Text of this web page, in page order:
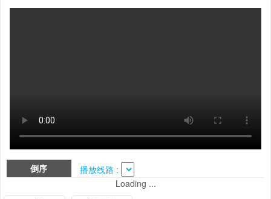
倒序
播放线路 :
Loading ...